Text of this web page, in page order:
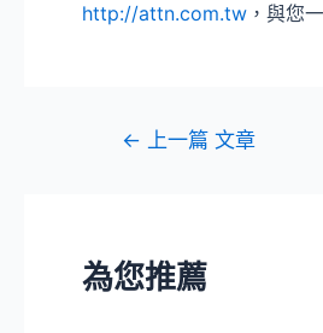
http://attn.com.tw ，與您
← 上一篇 文章
為您推薦